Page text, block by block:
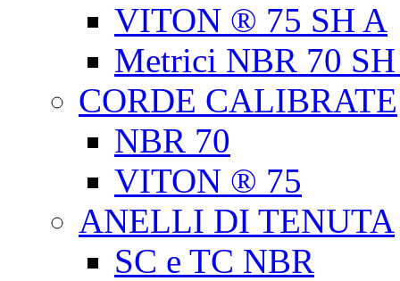
VITON ® 75 SH A
Metrici NBR 70
CORDE CALIBRATE
NBR 70
VITON ® 75
ANELLI DI TENUTA
SC e TC NBR